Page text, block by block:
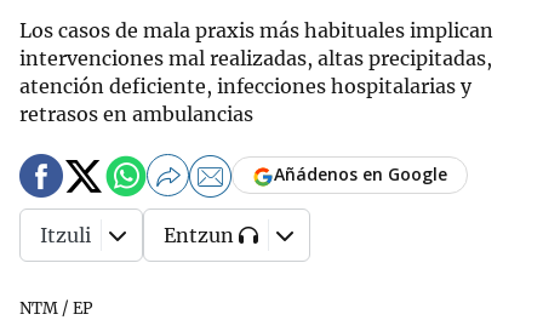
Los casos de mala praxis más habituales implican
intervenciones mal realizadas, altas precipitadas,
atención deficiente, infecciones hospitalarias y
retrasos en ambulancias
NTM / EP
Añádenos en Google
Itzuli Entzun